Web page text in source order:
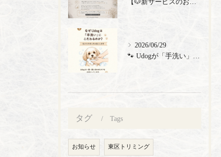
2026/06/29
タグ Tags
お知らせ 東区トリミング